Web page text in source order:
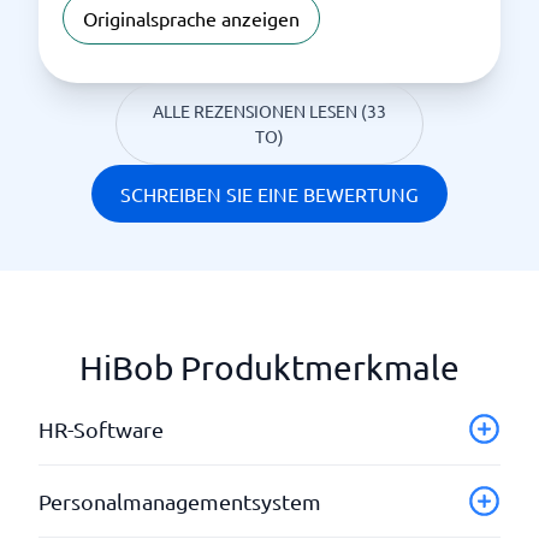
Originalsprache anzeigen
ALLE REZENSIONEN LESEN (33
TO)
SCHREIBEN SIE EINE BEWERTUNG
HiBob Produktmerkmale
HR-Software
Abwesenheitserfassung
Arbeitsablauf automatisieren
Personalmanagementsystem